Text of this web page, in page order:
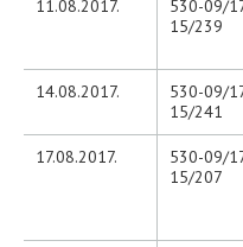
11.08.2017.
530-09/
15/239
14.08.2017.
530-09/
15/241
17.08.2017.
530-09/
15/207